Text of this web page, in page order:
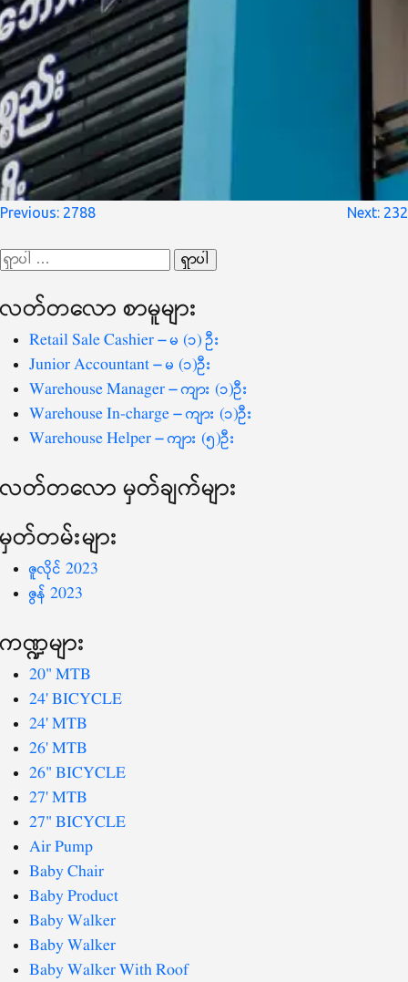
စာမူ
ပြ
Previous: 2788 Next: 232
ရှာ
စကားလုံး
လတ်တ‌လော စာမူများ
Retail Sale Cashier – မ (၁) ဦး
Junior Accountant – မ (၁)ဦး
Warehouse Manager – ကျား (၁)ဦး
Warehouse In-charge – ကျား (၁)ဦး
Warehouse Helper – ကျား (၅)ဦး
လတ်တ‌လော မှတ်ချက်များ
မှတ်တမ်းများ
ဇူလိုင် 2023
ဇွန် 2023
ကဏ္ဍများ
20" MTB
24' BICYCLE
24' MTB
26' MTB
26" BICYCLE
27' MTB
27" BICYCLE
Air Pump
Baby Chair
Baby Product
Baby Walker
Baby Walker
Baby Walker With Roof